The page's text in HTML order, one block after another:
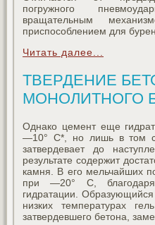
погружного
вращательным
приспособлением для
Читать далее...
ТВЕРДЕНИЕ
МОНОЛИТНОГО
Однако цемент еще
—10° С*, но лишь в том
затвердевает до
результате содержит
камня. В его мельчайших
при —20° С,
гидратации.
низких температурах
затвердевшего бетона,